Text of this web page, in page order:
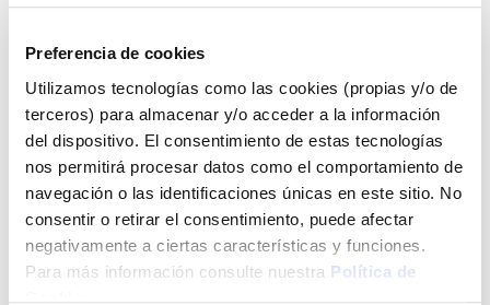
Preferencia de cookies
Utilizamos tecnologías como las cookies (propias y/o de
terceros) para almacenar y/o acceder a la información
del dispositivo. El consentimiento de estas tecnologías
nos permitirá procesar datos como el comportamiento de
navegación o las identificaciones únicas en este sitio. No
consentir o retirar el consentimiento, puede afectar
negativamente a ciertas características y funciones.
Para más información consulte nuestra Política de
Click&Collect - Recogida gratis
en nuestras tiendas
Envío a domicilio:
5 días hábiles
+ INFO